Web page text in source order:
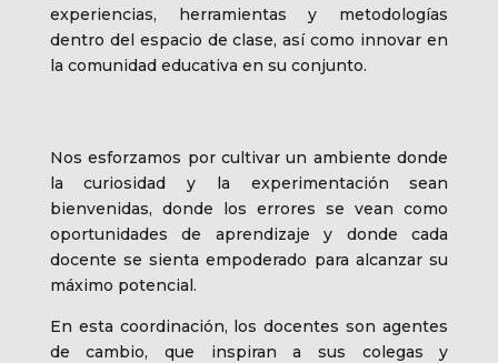
experiencias, herramientas y metodologías
dentro del espacio de clase, así como innovar en
la comunidad educativa en su conjunto.
Nos esforzamos por cultivar un ambiente donde
la curiosidad y la experimentación sean
bienvenidas, donde los errores se vean como
oportunidades de aprendizaje y donde cada
docente se sienta empoderado para alcanzar su
máximo potencial.
En esta coordinación, los docentes son agentes
de cambio, que inspiran a sus colegas y